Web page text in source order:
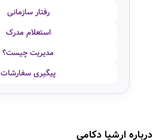
رفتار سازمانی
استعلام مدرک
مدیریت چیست؟
پیگیری سفارشات
درباره ارشیا دکامی